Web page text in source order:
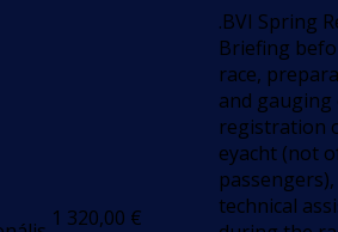
1 320,00 €
.BVI Spring
Briefing
race,
and gauging
registration
eyacht (not
passengers),
technical